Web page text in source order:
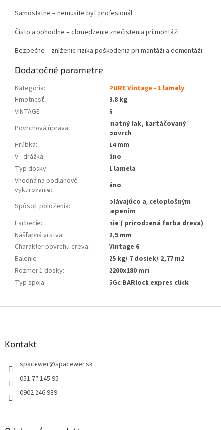
Samostatne – nemusíte byť profesionál
Čisto a pohodlne – obmedzenie znečistenia pri montáži
Bezpečne – zníženie rizika poškodenia pri montáži a demontáži
Dodatočné parametre
Kategória:
PURE Vintage - 1 lamely
Hmotnosť:
8.8 kg
VINTAGE:
6
Povrchová úprava:
matný lak, kartáčovaný
povrch
Hrúbka:
14 mm
V - drážka:
áno
Typ dosky:
1 lamela
Vhodná na podlahové
vykurovanie: áno
Spôsob položenia:
plávajúco aj celoplošným
lepením
Farbenie:
nie ( prirodzená farba dreva)
Nášľapná vrstva:
2,5 mm
Charakter povrchu dreva:
Vintage 6
Balenie:
25 kg/ 7 dosiek/ 2,77 m2
Rozmer 1 dosky:
2200x180 mm
Typ spoja: 5Gc BARlock expres click
Kontakt
spacewer@spacewer.sk
051 77 145 95
0902 246 989